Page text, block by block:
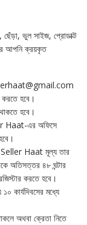
ছেঁড়া, ভুল সাইজ, প্রোডাক্ট
আপনি ক্রয়কৃত
হবে।
হবে।
Haat-এর অফিসে
Seller Haat মূল্য তার
অতিসত্তর ৪৮ ঘন্টার
করতে হবে।
কার্যদিবসের মধ্যে
অথবা ক্রেতা নিতে